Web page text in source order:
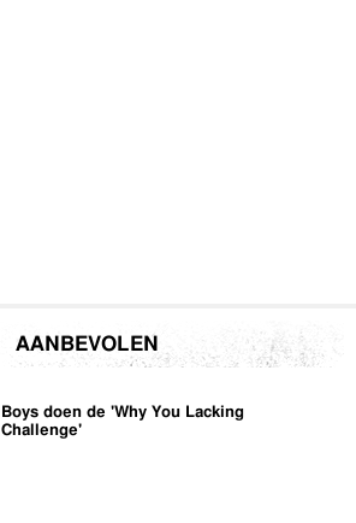
AANBEVOLEN
Boys doen de 'Why You Lacking
Challenge'